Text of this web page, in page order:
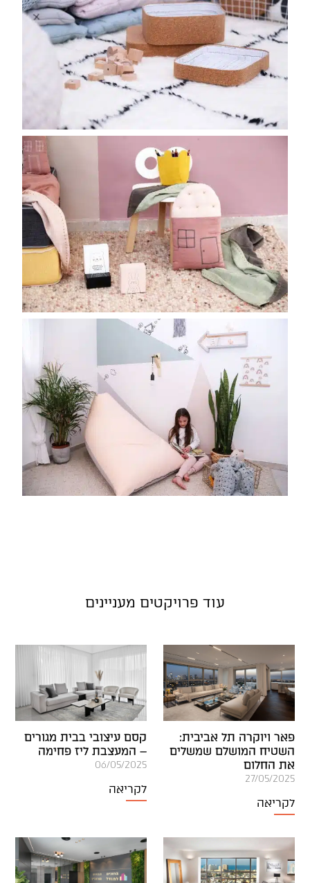
עוד פרויקטים מעניינים
פאר ויוקרה תל אביבית:
השטיח המושלם שמשלים
את החלום
27/05/2025
לקריאה
קסם עיצובי בבית מגורים
– המעצבת ליז פחימה
06/05/2025
לקריאה